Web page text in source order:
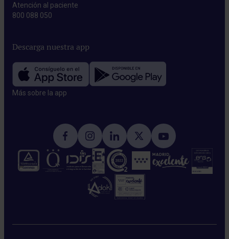
Atención al paciente
800 088 050
Descarga nuestra app
Más sobre la app​